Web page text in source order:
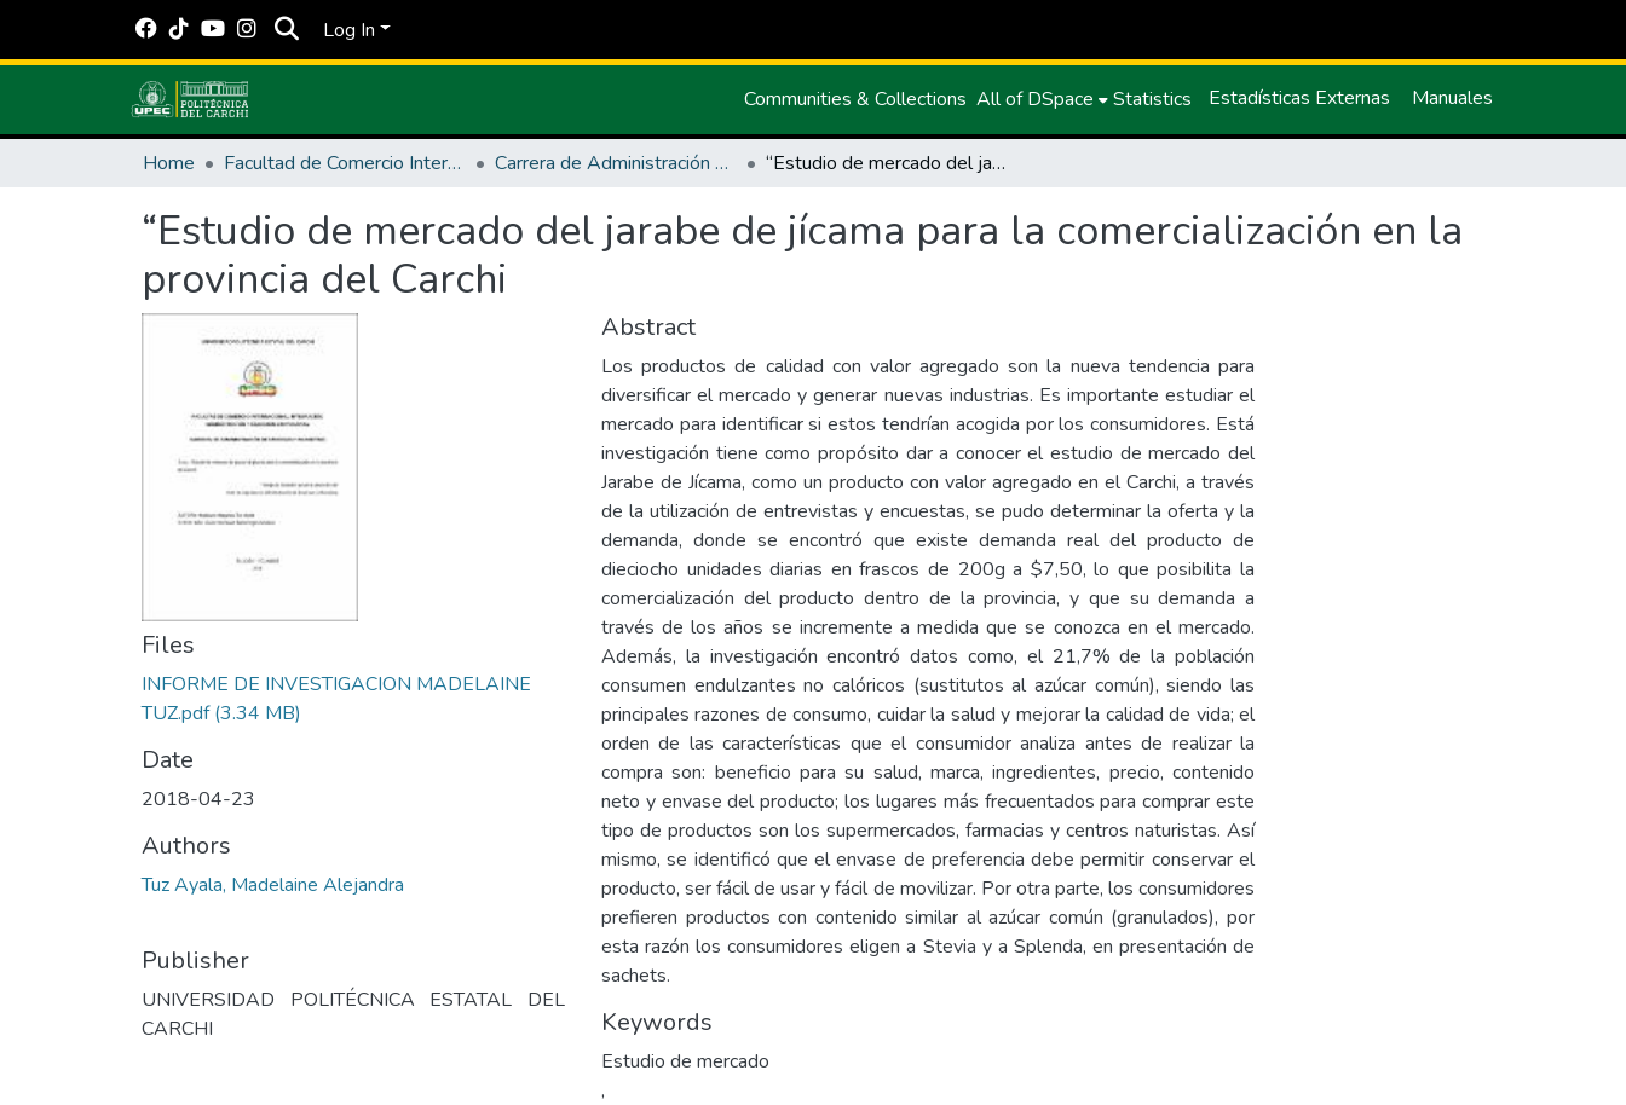
Log In
Communities & Collections All of DSpace Statistics Estadísticas Externas Manuales
Home Facultad de Comercio Internacional, Integración, Administración y Economía Empresarial Carrera de Administración de Empresas y Marketing “Estudio de mercado del jarabe de jícama para la comercialización en la provincia del Carchi
“Estudio de mercado del jarabe de jícama para la comercialización en la
provincia del Carchi
Files
INFORME DE INVESTIGACION MADELAINE
TUZ.pdf(3.34 MB)
Date
2018-04-23
Authors
Tuz Ayala, Madelaine Alejandra
Publisher
UNIVERSIDAD POLITÉCNICA ESTATAL DEL
CARCHI
Abstract
Los productos de calidad con valor agregado son la nueva tendencia para
diversificar el mercado y generar nuevas industrias. Es importante estudiar el
mercado para identificar si estos tendrían acogida por los consumidores. Está
investigación tiene como propósito dar a conocer el estudio de mercado del
Jarabe de Jícama, como un producto con valor agregado en el Carchi, a través
de la utilización de entrevistas y encuestas, se pudo determinar la oferta y la
demanda, donde se encontró que existe demanda real del producto de
dieciocho unidades diarias en frascos de 200g a $7,50, lo que posibilita la
comercialización del producto dentro de la provincia, y que su demanda a
través de los años se incremente a medida que se conozca en el mercado.
Además, la investigación encontró datos como, el 21,7% de la población
consumen endulzantes no calóricos (sustitutos al azúcar común), siendo las
principales razones de consumo, cuidar la salud y mejorar la calidad de vida; el
orden de las características que el consumidor analiza antes de realizar la
compra son: beneficio para su salud, marca, ingredientes, precio, contenido
neto y envase del producto; los lugares más frecuentados para comprar este
tipo de productos son los supermercados, farmacias y centros naturistas. Así
mismo, se identificó que el envase de preferencia debe permitir conservar el
producto, ser fácil de usar y fácil de movilizar. Por otra parte, los consumidores
prefieren productos con contenido similar al azúcar común (granulados), por
esta razón los consumidores eligen a Stevia y a Splenda, en presentación de
sachets.
Keywords
Estudio de mercado
,